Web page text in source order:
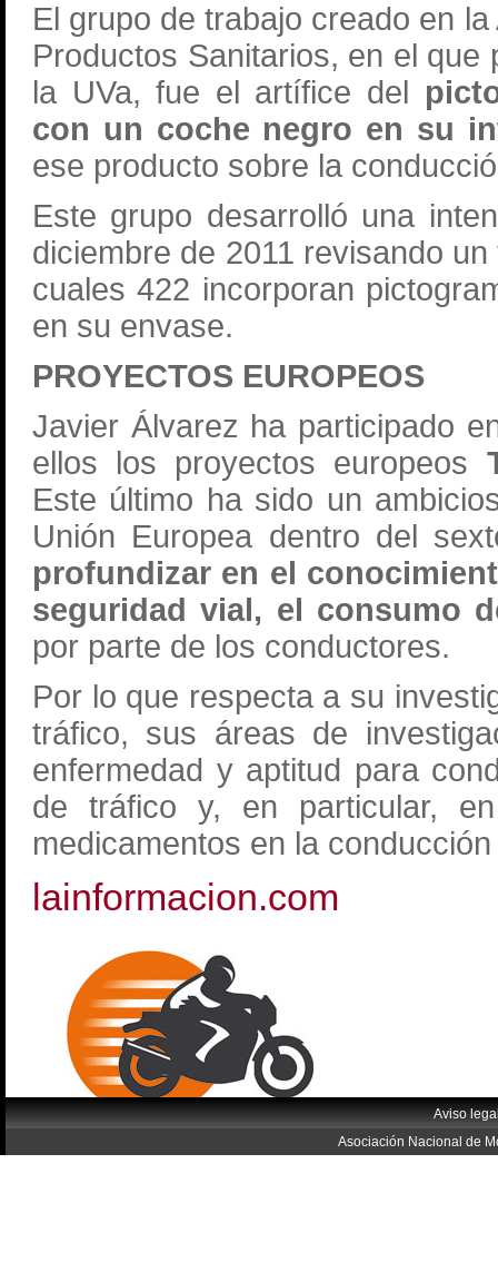
El grupo de trabajo creado en
Productos Sanitarios, en el
la UVa, fue el artífice del
con un coche negro en su
ese producto sobre la
Este grupo desarrolló una
diciembre de 2011 revisando
cuales 422 incorporan
en su envase.
PROYECTOS EUROPEOS
Javier Álvarez ha participado
ellos los proyectos europeos
Este último ha sido un
Unión Europea dentro del
profundizar en el
seguridad vial, el consumo
por parte de los conductores.
Por lo que respecta a su
tráfico, sus áreas de
enfermedad y aptitud para
de tráfico y, en particular,
medicamentos en la
lainformacion.com
Aviso
Asociación Nacional de